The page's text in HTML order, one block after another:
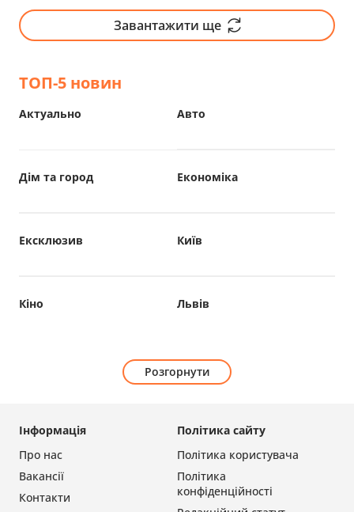
Завантажити ще
ТОП-5 новин
Авто
Актуально
Дім та город Економіка
Ексклюзив Київ
Кіно Львів
Розгорнути
Політика сайту
Політика користувача
Політика
конфіденційності
Інформація
Про нас
Вакансії
Контакти